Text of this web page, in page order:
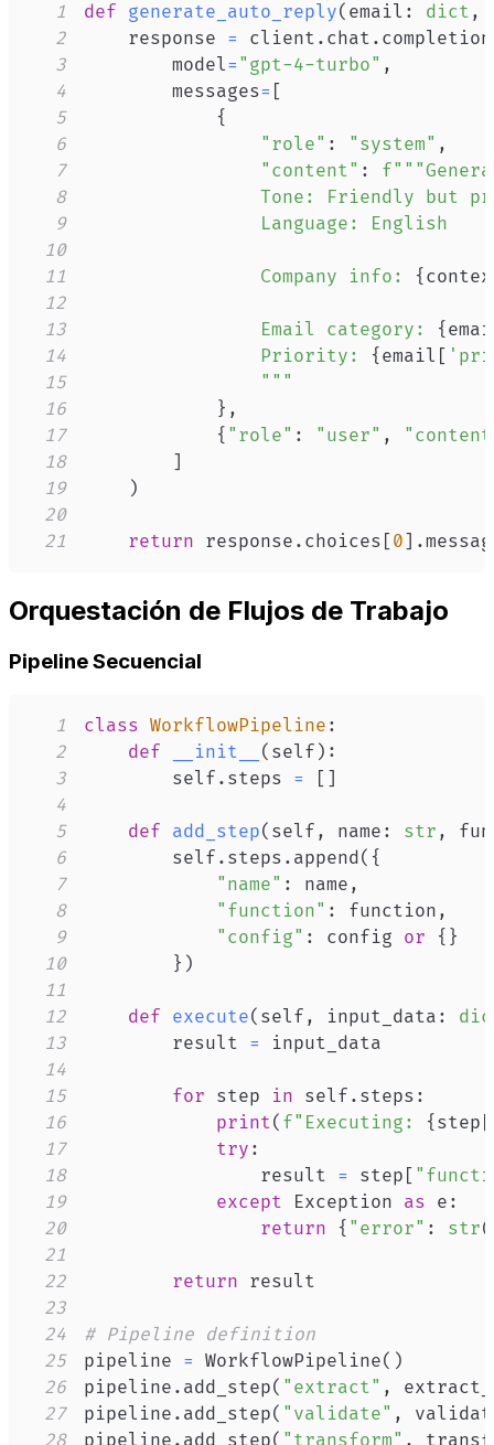
1 def generate_auto_reply( email : dict ,
2
    response
= client . chat .
3
        model
= "gpt-4-turbo" ,
4
        messages
= [
5
{
6
"role" : "system" ,
7
"content" :
8
9
10
11
                Company info:
{
12
13
                Email category:
{
14
                Priority:
{ email [
15
                """
16
} ,
17
{ "role" : "user" ,
18
]
19
)
20
21
return response . choices [ 0 ] .
Orquestación de Flujos de Trabajo
Pipeline Secuencial
1 class WorkflowPipeline :
2
def __init__ ( self ) :
3
        self
. steps = [ ]
4
5
def add_step( self , name : str ,
6
        self
. steps . append( {
7
"name" : name ,
8
"function" : function ,
9
"config" : config or { }
10
} )
11
12
def execute( self , input_data :
13
        result
=
14
15
for step in self . steps :
16
print( f"Executing: { step
17
try :
18
                result
= step [
19
except Exception as e :
20
return { "error" : str(
21
22
return
23
24
# Pipeline definition
25
pipeline = WorkflowPipeline( )
26
pipeline . add_step( "extract" ,
27
pipeline . add_step( "validate" ,
28
pipeline . add_step( "transform" ,